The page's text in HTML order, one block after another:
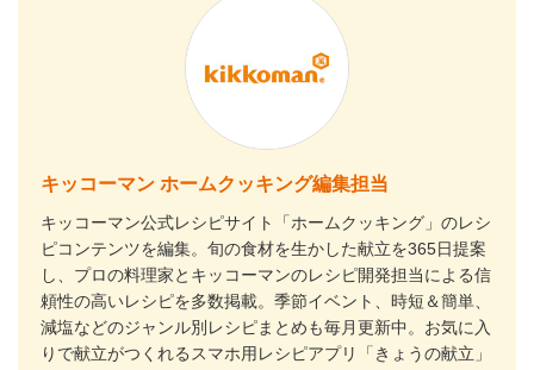
キッコーマン ホームクッキング編集担当
キッコーマン公式レシピサイト「ホームクッキング」のレシ
ピコンテンツを編集。旬の食材を生かした献立を365日提案
し、プロの料理家とキッコーマンのレシピ開発担当による信
頼性の高いレシピを多数掲載。季節イベント、時短＆簡単、
減塩などのジャンル別レシピまとめも毎月更新中。お気に入
りで献立がつくれるスマホ用レシピアプリ「きょうの献立」